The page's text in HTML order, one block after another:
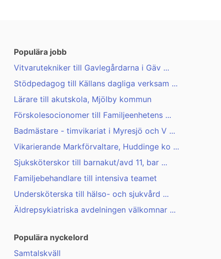
Populära jobb
Vitvarutekniker till Gavlegårdarna i Gäv ...
Stödpedagog till Källans dagliga verksam ...
Lärare till akutskola, Mjölby kommun
Förskolesocionomer till Familjeenhetens ...
Badmästare - timvikariat i Myresjö och V ...
Vikarierande Markförvaltare, Huddinge ko ...
Sjuksköterskor till barnakut/avd 11, bar ...
Familjebehandlare till intensiva teamet
Undersköterska till hälso- och sjukvård ...
Äldrepsykiatriska avdelningen välkomnar ...
Populära nyckelord
Samtalskväll